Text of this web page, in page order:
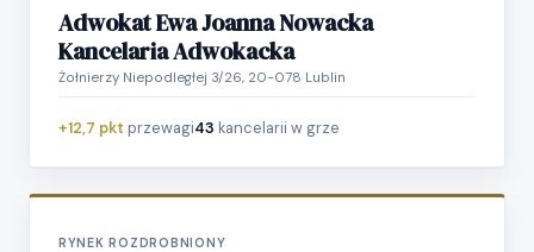
Adwokat Ewa Joanna Nowacka
Kancelaria Adwokacka
Żołnierzy Niepodległej 3/26, 20-078 Lublin
+12,7 pkt przewagi43 kancelarii w grze
RYNEK ROZDROBNIONY